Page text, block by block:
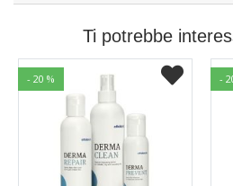
Ti potrebbe
- 20 % -